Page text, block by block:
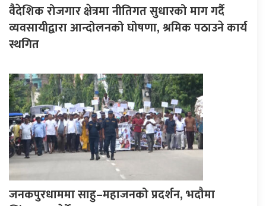
वैदेशिक रोजगार क्षेत्रमा नीतिगत सुधारको माग गर्दै
व्यवसायीद्वारा आन्दोलनको घोषणा, श्रमिक पठाउने कार्य
स्थगित
जनकपुरधाममा साहु–महाजनको प्रदर्शन, भदौमा